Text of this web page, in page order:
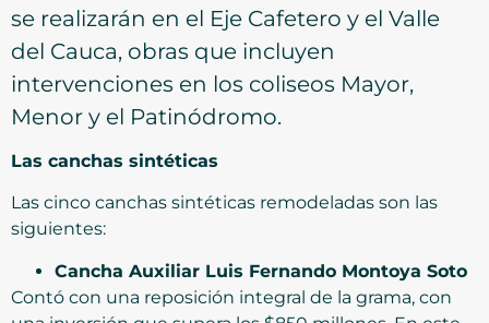
se realizarán en el Eje Cafetero y el Valle
del Cauca, obras que incluyen
intervenciones en los coliseos Mayor,
Menor y el Patinódromo.
Las canchas sintéticas
Las cinco canchas sintéticas remodeladas son las
siguientes:
Cancha Auxiliar Luis Fernando Montoya Soto
Contó con una reposición integral de la grama, con